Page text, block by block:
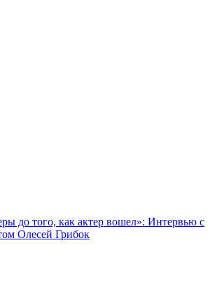
до того, как актер вошел»: Интервью с
Олесей Грибок